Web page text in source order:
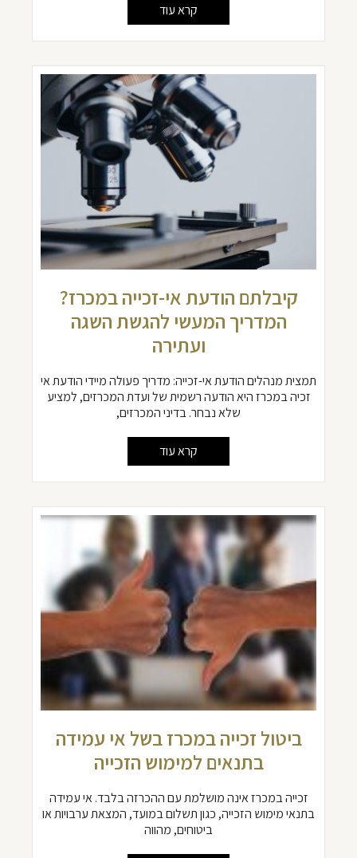
קרא עוד
קיבלתם הודעת אי-זכייה במכרז?
המדריך המעשי להגשת השגה
ועתירה
תמצית מנהלים הודעת אי-זכייה: מדריך פעולה מיידי הודעת אי
זכיה במכרז היא הודעה רשמית של ועדת המכרזים, למציע
שלא נבחר. בדיני המכרזים,
קרא עוד
ביטול זכייה במכרז בשל אי עמידה
בתנאים למימוש הזכייה
זכייה במכרז אינה מושלמת עם ההכרזה בלבד. אי עמידה
בתנאי מימוש הזכייה, כגון תשלום במועד, המצאת ערבויות או
ביטוחים, מהווה